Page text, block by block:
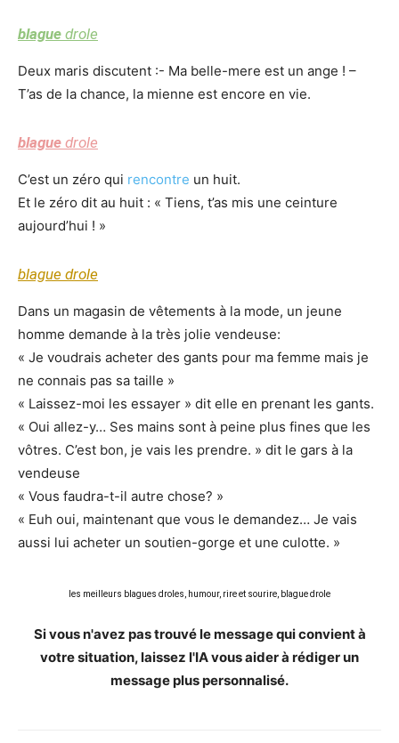
blague drole
Deux maris discutent :- Ma belle-mere est un ange ! –
T’as de la chance, la mienne est encore en vie.
blague drole
C’est un zéro qui rencontre un huit.
Et le zéro dit au huit : « Tiens, t’as mis une ceinture
aujourd’hui ! »
blague drole
Dans un magasin de vêtements à la mode, un jeune
homme demande à la très jolie vendeuse:
« Je voudrais acheter des gants pour ma femme mais je
ne connais pas sa taille »
« Laissez-moi les essayer » dit elle en prenant les gants.
« Oui allez-y… Ses mains sont à peine plus fines que les
vôtres. C’est bon, je vais les prendre. » dit le gars à la
vendeuse
« Vous faudra-t-il autre chose? »
« Euh oui, maintenant que vous le demandez… Je vais
aussi lui acheter un soutien-gorge et une culotte. »
les meilleurs blagues droles, humour, rire et sourire, blague drole
Si vous n'avez pas trouvé le message qui convient à
votre situation, laissez l'IA vous aider à rédiger un
message plus personnalisé.